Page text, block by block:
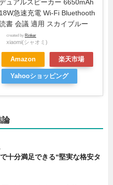
ュアルスピーカー 6650mAh
18W急速充電 Wi-Fi Bluethooth
書 会議 適用 スカイブルー
created by Rinker
xiaomi(シャオミ)
Amazon 楽天市場
Yahooショッピング
論
十分満足できる“堅実な格安タ